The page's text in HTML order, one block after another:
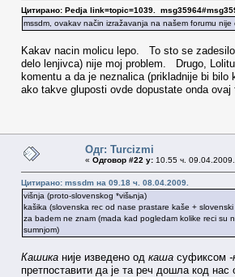
Цитирано: Pedja link=topic=1039.
mssdm, ovakav način izražavanja na našem forumu
Kakav nacin molicu lepo. To sto se
delo lenjivca) nije moj problem. Drugo,
komentu a da je neznalica (prikladnije bi
ako takve gluposti ovde dopustate onda
Одг: Turcizmi
« Одговор #22 у: 10.55 ч.
Цитирано: mssdm на 09.18 ч. 08.04.2009.
višnja (proto-slovenskog *višьnja)
kašika (slovenska rec od nase prastare kaše +
za badem ne znam (mada kad pogledam kolike reci su
sumnjom)
Кашика није изведено од каша суфиксом -
претпоставити да је та реч дошла код нас